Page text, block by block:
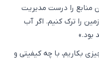
منابع را درست مدیریت
را ترک کنیم. اگر آب
بود.»
بکاریم، با چه کیفیتی و